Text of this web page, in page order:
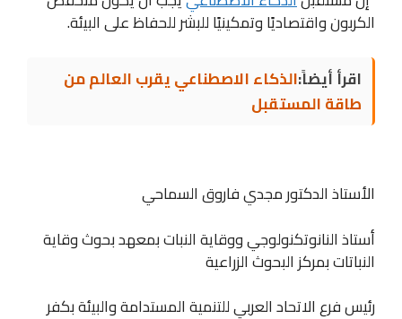
الكربون واقتصاديًا وتمكينيًا للبشر للحفاظ على البيئة.
اقرأ أيضاً:الذكاء الاصطناعي يقرب العالم من
طاقة المستقبل
الأستاذ الدكتور مجدي فاروق السماحي
أستاذ النانوتكنولوجي ووقاية النبات بمعهد بحوث وقاية
النباتات بمركز البحوث الزراعية
رئيس فرع الاتحاد العربي للتنمية المستدامة والبيئة بكفر